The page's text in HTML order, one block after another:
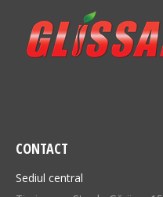
CONTACT
Sediul central